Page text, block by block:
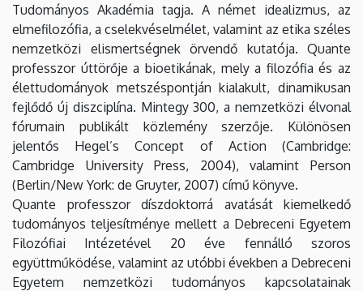
DEBRECENI
EGYETEM
Tudományos Akadémia tagja. A német idealizmus, az
elmefilozófia, a cselekvéselmélet, valamint az etika széles
nemzetközi elismertségnek örvendő kutatója. Quante
professzor úttörője a bioetikának, mely a filozófia és az
élettudományok metszéspontján kialakult, dinamikusan
fejlődő új diszciplína. Mintegy 300, a nemzetközi élvonal
fórumain publikált közlemény szerzője. Különösen
jelentős Hegel’s Concept of Action (Cambridge:
Cambridge University Press, 2004), valamint Person
(Berlin/New York: de Gruyter, 2007) című könyve.
Quante professzor díszdoktorrá avatását kiemelkedő
tudományos teljesítménye mellett a Debreceni Egyetem
Filozófiai Intézetével 20 éve fennálló szoros
együttműködése, valamint az utóbbi években a Debreceni
Egyetem nemzetközi tudományos kapcsolatainak